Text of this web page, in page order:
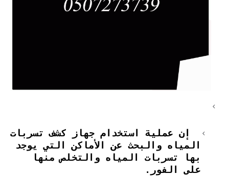
إن عملية استخدام جهاز كشف تسربات
المياه والبحث عن الأماكن التي يوجد
بها تسربات المياه والتخلص منها
على الفور.